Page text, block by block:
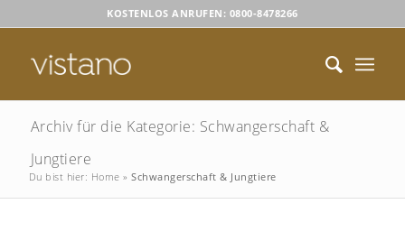
KOSTENLOS ANRUFEN: 0800-8478266
Archiv für die Kategorie: Schwangerschaft &
Jungtiere
Du bist hier: Home »Schwangerschaft & Jungtiere